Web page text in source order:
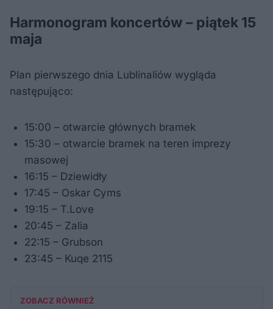
Harmonogram koncertów – piątek 15
maja
Plan pierwszego dnia Lublinaliów wygląda
następująco:
15:00 – otwarcie głównych bramek
15:30 – otwarcie bramek na teren imprezy
masowej
16:15 – Dziewidły
17:45 – Oskar Cyms
19:15 – T.Love
20:45 – Zalia
22:15 – Grubson
23:45 – Kuqe 2115
ZOBACZ RÓWNIEŻ